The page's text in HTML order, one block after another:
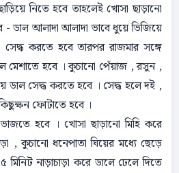
নিতে হবে তাহলেই খোসা ছাড়ানো
- ডাল আলাদা আলাদা ভাবে ধুয়ে ভিজিয়ে
সেদ্ধ করতে হবে তারপর রাজমার সঙ্গে
মেশাতে হবে । কুচানো পেঁয়াজ , রসুন ,
সেদ্ধ করতে হবে । সেদ্ধ হলে দই ,
ফোটাতে হবে ।
হবে । খোসা ছাড়ানো মিহি করে
, কুচানো ধনেপাতা ঘিয়ের মধ্যে ছেড়ে
নাড়াচাড়া করে ডালে ঢেলে দিতে